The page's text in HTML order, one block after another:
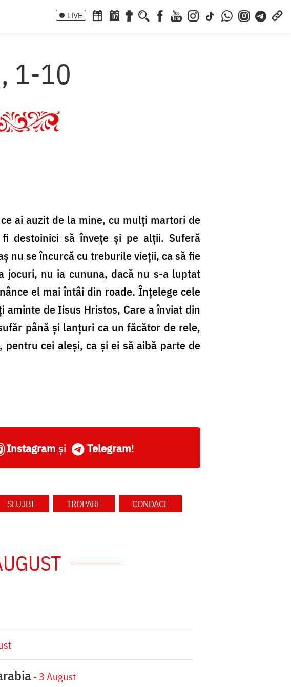
LIVE 07
1-10
ai auzit de la mine, cu mulţi martori de
destoinici să înveţe şi pe alţii. Suferă
nu se încurcă cu treburile vieţii, ca să fie
jocuri, nu ia cununa, dacă nu s-a luptat
el mai întâi din roade. Înţelege cele
de Iisus Hristos, Care a înviat din
până şi lanţuri ca un făcător de rele,
cei aleşi, ca şi ei să aibă parte de
Instagram și Telegram!
SLUJBE TROPARE CONDACE
- 3 August